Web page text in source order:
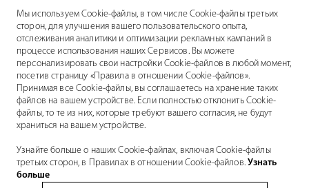
Мы используем Cookie-файлы, в том числе Cookie-файлы третьих
сторон, для улучшения вашего пользовательского опыта,
отслеживания аналитики и оптимизации рекламных кампаний в
процессе использования наших Сервисов. Вы можете
персонализировать свои настройки Cookie-файлов в любой момент,
посетив страницу «Правила в отношении Cookie-файлов».
Принимая все Cookie-файлы, вы соглашаетесь на хранение таких
файлов на вашем устройстве. Если полностью отклонить Cookie-
файлы, то те из них, которые требуют вашего согласия, не будут
храниться на вашем устройстве.
Узнайте больше о наших Cookie-файлах, включая Cookie-файлы
третьих сторон, в Правилах в отношении Cookie-файлов.Узнать
больше